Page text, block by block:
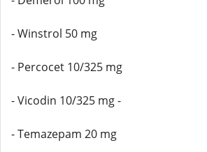
- Winstrol 50 mg
- Percocet 10/325 mg
- Vicodin 10/325 mg -
- Temazepam 20 mg